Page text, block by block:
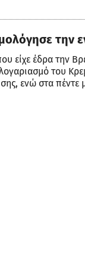
την
είχε έδρα την
του
ενώ στα